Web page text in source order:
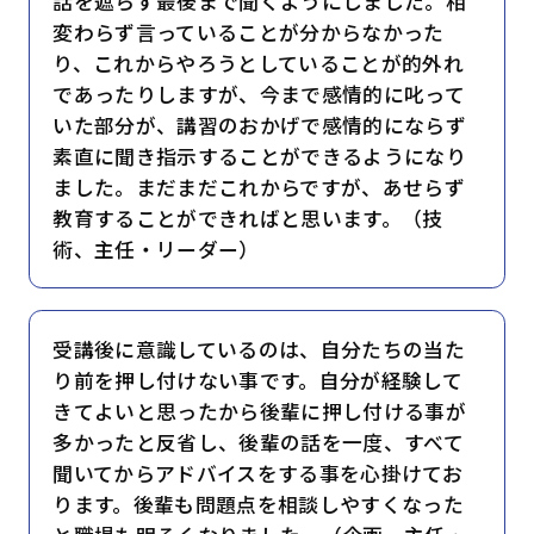
変わらず言っていることが分からなかった
り、これからやろうとしていることが的外れ
であったりしますが、今まで感情的に叱って
いた部分が、講習のおかげで感情的にならず
素直に聞き指示することができるようになり
ました。まだまだこれからですが、あせらず
教育することができればと思います。（技
術、主任・リーダー）
受講後に意識しているのは、自分たちの当た
り前を押し付けない事です。自分が経験して
きてよいと思ったから後輩に押し付ける事が
多かったと反省し、後輩の話を一度、すべて
聞いてからアドバイスをする事を心掛けてお
ります。後輩も問題点を相談しやすくなった